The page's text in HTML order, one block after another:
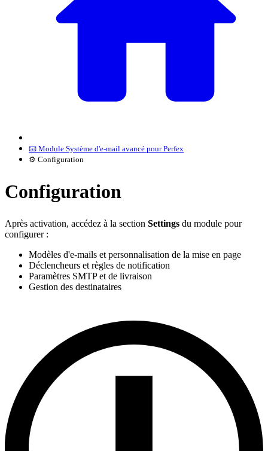
📧 Module Système d'e-mail avancé pour Perfex
⚙️ Configuration
Configuration
Après activation, accédez à la section Settings du module pour
configurer :
Modèles d'e-mails et personnalisation de la mise en page
Déclencheurs et règles de notification
Paramètres SMTP et de livraison
Gestion des destinataires